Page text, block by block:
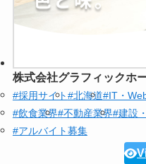
株式会社グラフィックホ
#採用サイト#北海道#IT・
#飲食業界#不動産業界#建設
#アルバイト募集